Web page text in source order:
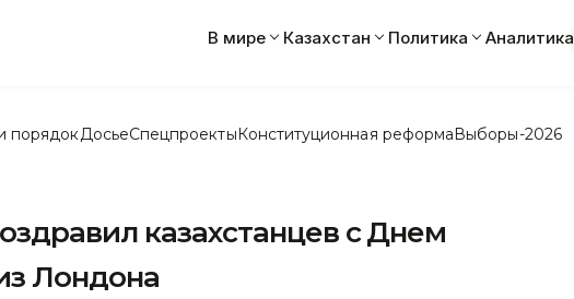
В мире Казахстан Политика Аналитика
порядок ДосьеСпецпроектыКонституционная реформаВыборы-2026
казахстанцев с Днем
Лондона